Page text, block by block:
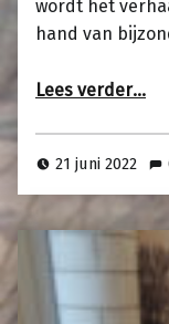
wordt het
hand van
Lees verder“Expeditie- poort
…
21 juni 2022